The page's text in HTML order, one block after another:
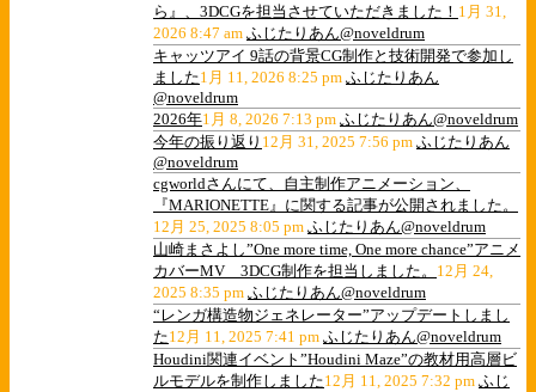
ら』、3DCGを担当させていただきました！ 1月 31,
2026 8:47 am ふじたりあん@noveldrum
キャッツアイ 9話の背景CG制作と技術開発で参加し
ました1月 11, 2026 8:25 pm ふじたりあん
@noveldrum
2026年1月 8, 2026 7:13 pm ふじたりあん@noveldrum
今年の振り返り 12月 31, 2025 7:56 pm ふじたりあん
@noveldrum
cgworldさんにて、自主制作アニメーション、
『MARIONETTE』に関する記事が公開されました。
12月 25, 2025 8:05 pm ふじたりあん@noveldrum
山崎まさよし”One more time, One more chance”アニメ
カバーMV 3DCG制作を担当しました。 12月 24,
2025 8:35 pm ふじたりあん@noveldrum
“レンガ構造物ジェネレーター”アップデートしまし
た12月 11, 2025 7:41 pm ふじたりあん@noveldrum
Houdini関連イベント”Houdini Maze”の教材用高層ビ
ルモデルを制作しました12月 11, 2025 7:32 pm ふじ